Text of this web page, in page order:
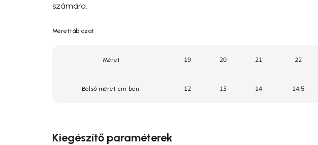
számára.
Mérettáblázat
Méret 19 20 21 22
Belső méret cm-ben 12 13 14 14,5
Kiegészítő paraméterek